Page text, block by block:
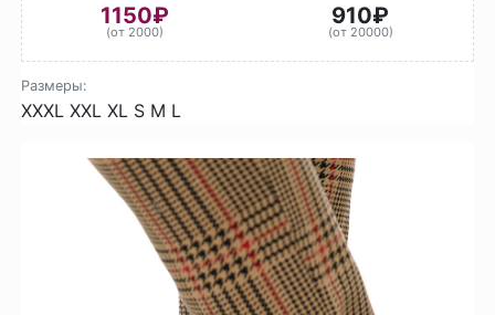
1150₽
(от 2000)
910₽
(от 20000)
Размеры:
XXXL XXL XL S M L